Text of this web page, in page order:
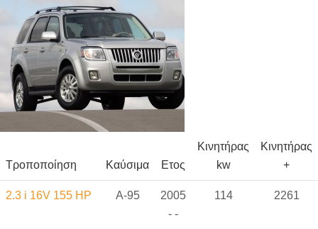
Τροποποίηση Καύσιμα Ετος
Κινητήρας
kw
Κινητήρας
+
2.3 i 16V 155 HP A-95
2005
- -
114 2261